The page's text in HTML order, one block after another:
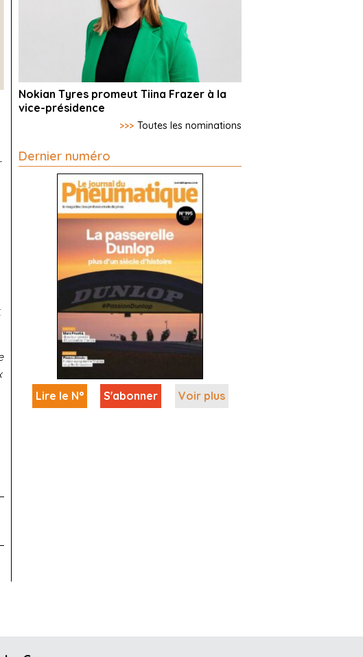
Nokian Tyres promeut Tiina Frazer à la
vice-présidence
>>> Toutes les nominations
Dernier numéro
Lire le N° S'abonner Voir plus